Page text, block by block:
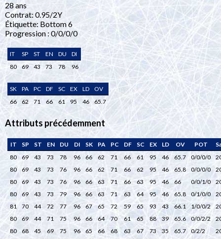
28 ans
Contrat: 0.95/2Y
Étiquette: Bottom 6
Progression : 0/0/0/0
IT SP ST EN DU
DI
80
69 43 73 78 96
SK PA PC DF SC EX LD
OV
66
62 71 66 61 95 46 65.7
Attributs précédemment
IT SP ST EN DU DI SK PA PC DF SC EX LD OV POT
80
69 43 73 78 96 66 62 71 66 61 95 46 65.7 0/0/0/0
80
69 43 73 76 96 66 62 71 66 62 95 46 65.8 0/0/0/0
80
69 43 73 76 96 66 63 71 66 63 95 46 66 0/0/1/0
80
69 43 73 79 96 66 63 71 63 64 95 46 65.8 0/1/0/0
81
70 44 72 77 96 67 65 72 59 65 93 43 66.1 1/0/0/2
80
69 44 71 75 96 66 64 70 61 65 88 39 65.6 0/0/2/2
80
68 45 69 75 96 65 66 68 63 67 73 35 65.7 0/2/2